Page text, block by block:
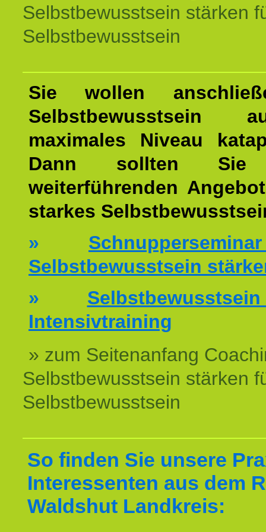
Selbstbewusstsein stärken
Selbstbewusstsein
Sie wollen
Selbstbewusstsein
maximales Niveau
Dann sollten Sie
weiterführenden
starkes
»
Selbstbewusstsein
»
Intensivtraining
» zum Seitenanfang
Selbstbewusstsein stärken
Selbstbewusstsein
So finden Sie unsere
Interessenten aus dem
Waldshut Landkreis: